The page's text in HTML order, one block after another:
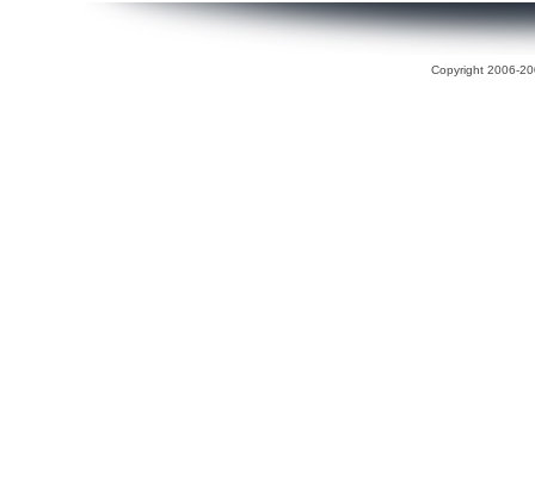
Copyright 2006-